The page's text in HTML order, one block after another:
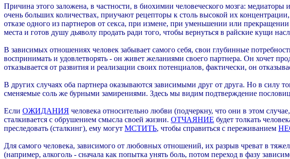
Причина этого заложена, в частности, в биохимии человеческого мозга:
очень больших количествах, приучают рецепторы к столь высокой их
отказе одного из партнеров от секса, при измене, при уменьшении или
места и готов душу дьяволу продать ради того, чтобы вернуться в райские кущи
В зависимых отношениях человек забывает самого себя, свои глубинные
воспринимать и удовлетворять - он живет желаниями своего партнера. Он хочет
отказывается от развития и реализации своих потенциалов, фактически, он
В других случаях оба партнера оказываются зависимыми друг от друга. Но в силу
сменяемые соль же бурными замирениями. Здесь мы видим подтверждение
Если ОЖИДАНИЯ человека относительно любви (подчеркну, что они в этом
сталкивается с обрушением смысла своей жизни. ОТЧАЯНИЕ будет толкать
преследовать (сталкинг), ему могут МСТИТЬ, чтобы справиться с переживанием
Для самого человека, зависимого от любовных отношений, их разрыв чреват в
(например, алкоголь - сначала как попытка унять боль, потом переход в фазу